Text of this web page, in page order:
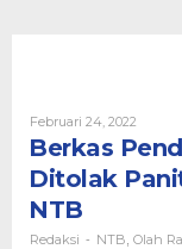
Februari 24, 2022
Redaksi
Berkas
Ditolak
NTB
Redaksi - NTB Olah